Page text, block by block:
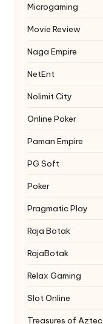
Microgaming
Movie Review
Naga Empire
NetEnt
Nolimit City
Online Poker
Paman Empire
PG Soft
Poker
Pragmatic Play
Raja Botak
RajaBotak
Relax Gaming
Slot Online
Treasures of Aztec